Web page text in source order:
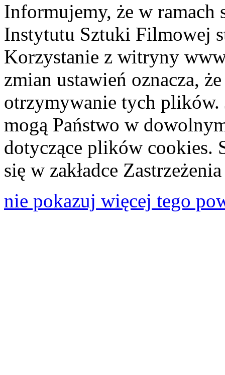
Informujemy, że w ramach
Instytutu Sztuki Filmowej
Korzystanie z witryny
zmian ustawień oznacza,
otrzymywanie tych plików.
mogą Państwo w
dotyczące plików cookies.
się w zakładce
nie pokazuj więcej tego